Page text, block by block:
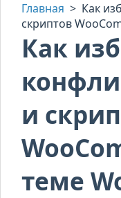
Главная > Как
скриптов
Как
и
теме